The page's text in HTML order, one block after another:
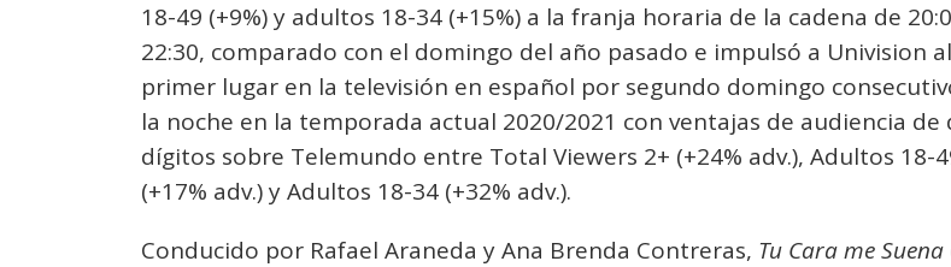
18-49 (+9%) y adultos 18-34 (+15%) a la franja horaria de la cadena de
22:30, comparado con el domingo del año pasado e impulsó a Univision al
primer lugar en la televisión en español por segundo domingo
la noche en la temporada actual 2020/2021 con ventajas de audiencia de
dígitos sobre Telemundo entre Total Viewers 2+ (+24% adv.), Adultos 18-
(+17% adv.) y Adultos 18-34 (+32% adv.).
Conducido por Rafael Araneda y Ana Brenda Contreras, Tu Cara me Suena